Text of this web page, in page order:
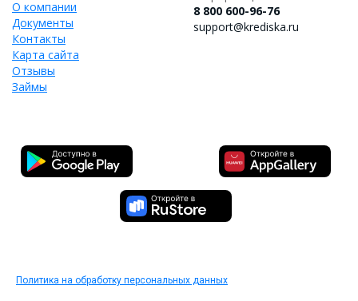
О компании
Документы
Контакты
Карта сайта
Отзывы
Займы
8 800 600-96-76
support@krediska.ru
Политика на обработку персональных данных